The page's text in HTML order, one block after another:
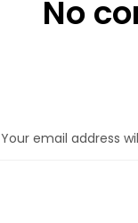
No
Your email address